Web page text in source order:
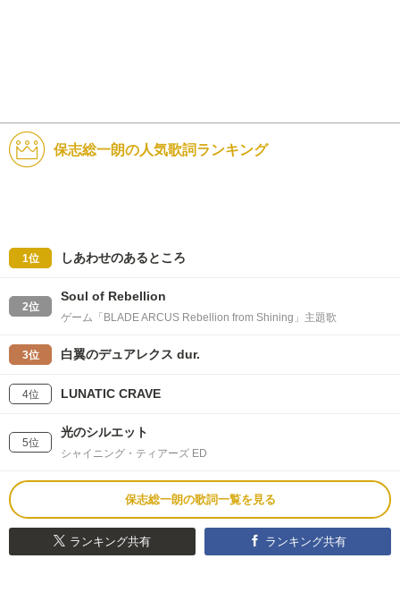
保志総一朗の人気歌詞ランキング
1位 しあわせのあるところ
2位
Soul of Rebellion
ゲーム「BLADE ARCUS Rebellion from Shining」主題歌
3位 白翼のデュアレクス dur.
4位 LUNATIC CRAVE
5位
光のシルエット
シャイニング・ティアーズ ED
保志総一朗の歌詞一覧を見る
ランキング共有 ランキング共有